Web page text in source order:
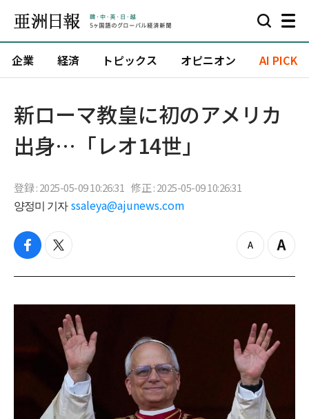
企業 経済 トピックス オピニオン AI PICK
新ローマ教皇に初のアメリカ
出身…「レオ14世」
登録 : 2025-05-09 10:26:31 修正 : 2025-05-09 10:26:31
양정미 기자 ssaleya@ajunews.com
f
c
b
t
i
t
e
r
z
o
o
t
Z
o
i